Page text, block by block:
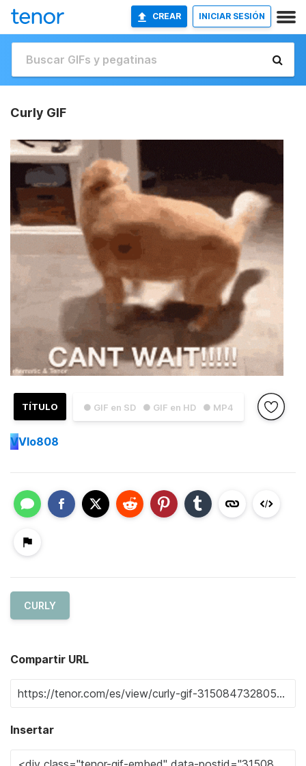
CREAR INICIAR SESIÓN
Curly GIF
● GIF en SD ● GIF en HD ● MP4
TÍTULO
VVlo808
CURLY
Compartir URL
Insertar